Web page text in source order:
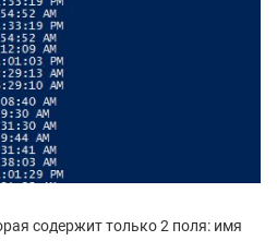
содержит только 2 поля: имя